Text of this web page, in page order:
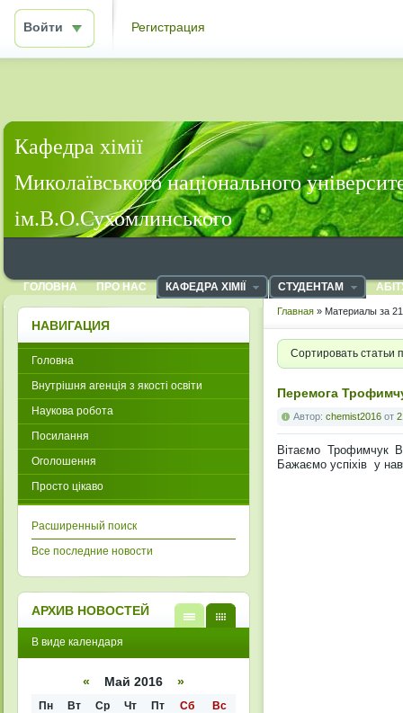
Войти Регистрация
Кафедра хімії
Миколаївського національного
ім.В.О.Сухомлинського
ГОЛОВНА ПРО НАС КАФЕДРА ХІМІЇ СТУДЕНТАМ
Главная » Материалы за
Сортировать статьи
Перемога
Автор: chemist2016 от
Вітаємо Трофимчук
Бажаємо успіхів у
НАВИГАЦИЯ
Головна
Внутрішня агенція з якості освіти
Наукова робота
Посилання
Оголошення
Просто цікаво
Расширенный поиск
Все последние новости
АРХИВ НОВОСТЕЙ
кален
списк
В виде календаря
« Май 2016 »
Пн Вт Ср Чт Пт Сб
Вс